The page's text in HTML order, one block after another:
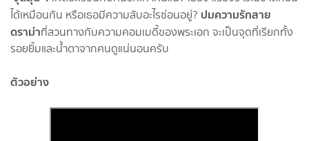
ได้เหมือนกัน หรือเธอมีความลับอะไรซ่อนอยู่? ปมความรักสาย
ดราม่าที่สวนทางกับความคอมเมดี้ของพระเอก จะเป็นจุดที่เรียกทั้ง
รอยยิ้มและน้ำตาจากคนดูแน่นอนครับ
ตัวอย่าง